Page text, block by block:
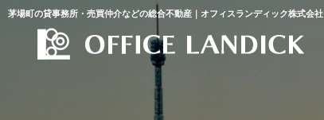
茅場町の貸事務所・売買仲介などの総合不動産｜オフィスランディック株式会社